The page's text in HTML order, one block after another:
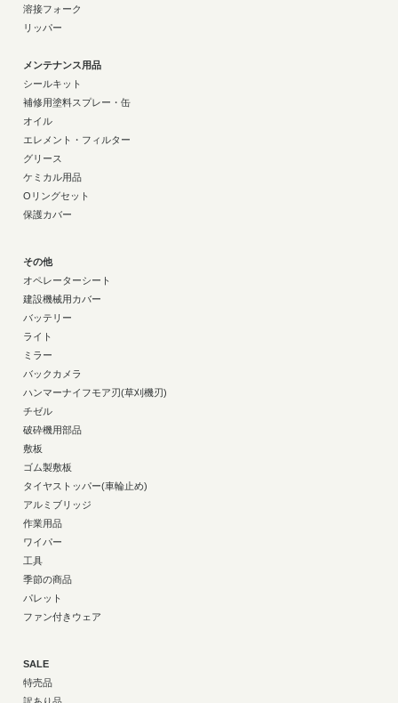
溶接フォーク
リッパー
メンテナンス用品
シールキット
補修用塗料スプレー・缶
オイル
エレメント・フィルター
グリース
ケミカル用品
Oリングセット
保護カバー
その他
オペレーターシート
建設機械用カバー
バッテリー
ライト
ミラー
バックカメラ
ハンマーナイフモア刃(草刈機刃)
チゼル
破砕機用部品
敷板
ゴム製敷板
タイヤストッパー(車輪止め)
アルミブリッジ
作業用品
ワイパー
工具
季節の商品
パレット
ファン付きウェア
SALE
特売品